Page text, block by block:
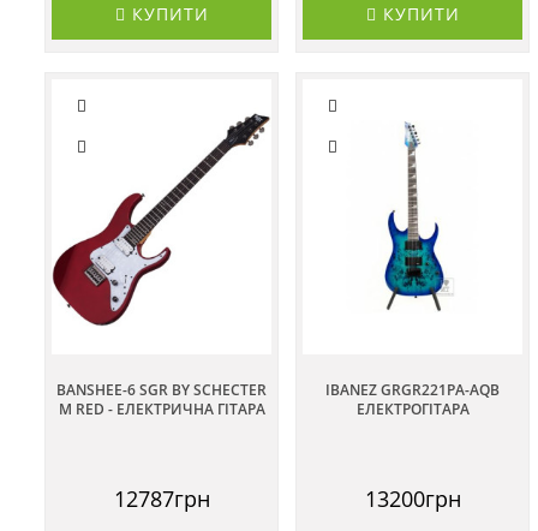
КУПИТИ КУПИТИ
BANSHEE-6 SGR BY SCHECTER
M RED - ЕЛЕКТРИЧНА ГІТАРА
12787грн
IBANEZ GRGR221PA-AQB
ЕЛЕКТРОГІТАРА
13200грн